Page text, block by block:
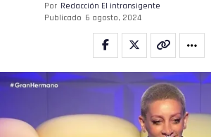
Por Redacción El intransigente
Publicado 6 agosto, 2024